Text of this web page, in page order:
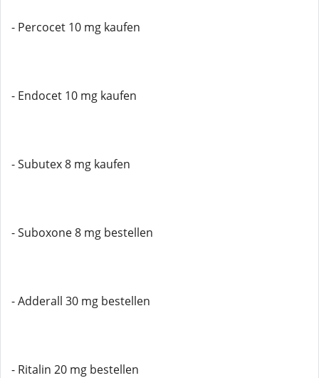
- Percocet 10 mg kaufen
- Endocet 10 mg kaufen
- Subutex 8 mg kaufen
- Suboxone 8 mg bestellen
- Adderall 30 mg bestellen
- Ritalin 20 mg bestellen